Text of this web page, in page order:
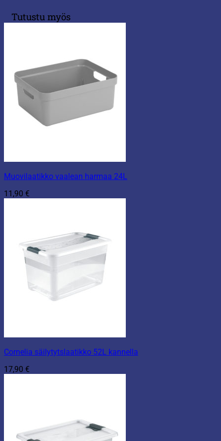
Tutustu myös
Muovilaatikko vaalean harmaa 24L
11,90 €
Cornelia säilytytslaatikko 52L kannella
17,90 €